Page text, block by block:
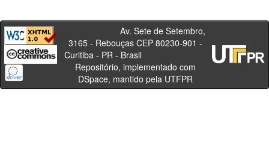
Av. Sete de Setembro,
3165 - Rebouças CEP 80230-901 -
Curitiba - PR - Brasil
Repositório, implementado com
DSpace, mantido pela UTFPR